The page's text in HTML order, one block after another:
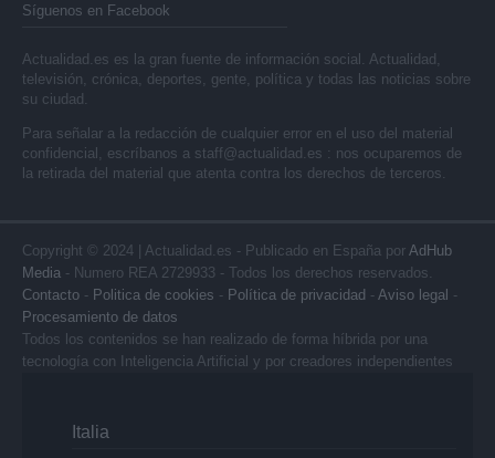
Síguenos en Facebook
Actualidad.es es la gran fuente de información social. Actualidad,
televisión, crónica, deportes, gente, política y todas las noticias sobre
su ciudad.
Para señalar a la redacción de cualquier error en el uso del material
confidencial, escríbanos a staff@actualidad.es : nos ocuparemos de
la retirada del material que atenta contra los derechos de terceros.
Copyright © 2024 | Actualidad.es - Publicado en España por AdHub
Media - Numero REA 2729933 - Todos los derechos reservados.
Contacto - Politica de cookies - Política de privacidad - Aviso legal -
Procesamiento de datos
Todos los contenidos se han realizado de forma híbrida por una
tecnología con Inteligencia Artificial y por creadores independientes
Italia